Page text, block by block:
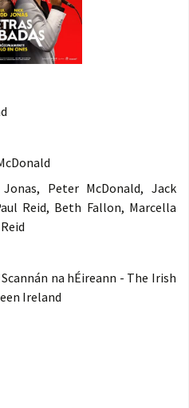
Peter McDonald, Jack
Reid, Beth Fallon, Marcella
na hÉireann - The Irish
Ireland